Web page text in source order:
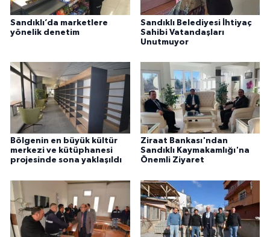
Sandıklı’da marketlere
yönelik denetim
Sandıklı Belediyesi İhtiyaç
Sahibi Vatandaşları
Unutmuyor
Bölgenin en büyük kültür
merkezi ve kütüphanesi
projesinde sona yaklaşıldı
Ziraat Bankası'ndan
Sandıklı Kaymakamlığı'na
Önemli Ziyaret